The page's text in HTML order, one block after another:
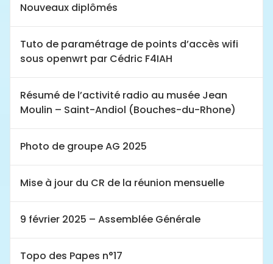
Nouveaux diplômés
Tuto de paramétrage de points d’accès wifi
sous openwrt par Cédric F4IAH
Résumé de l’activité radio au musée Jean
Moulin – Saint-Andiol (Bouches-du-Rhone)
Photo de groupe AG 2025
Mise à jour du CR de la réunion mensuelle
9 février 2025 – Assemblée Générale
Topo des Papes n°17